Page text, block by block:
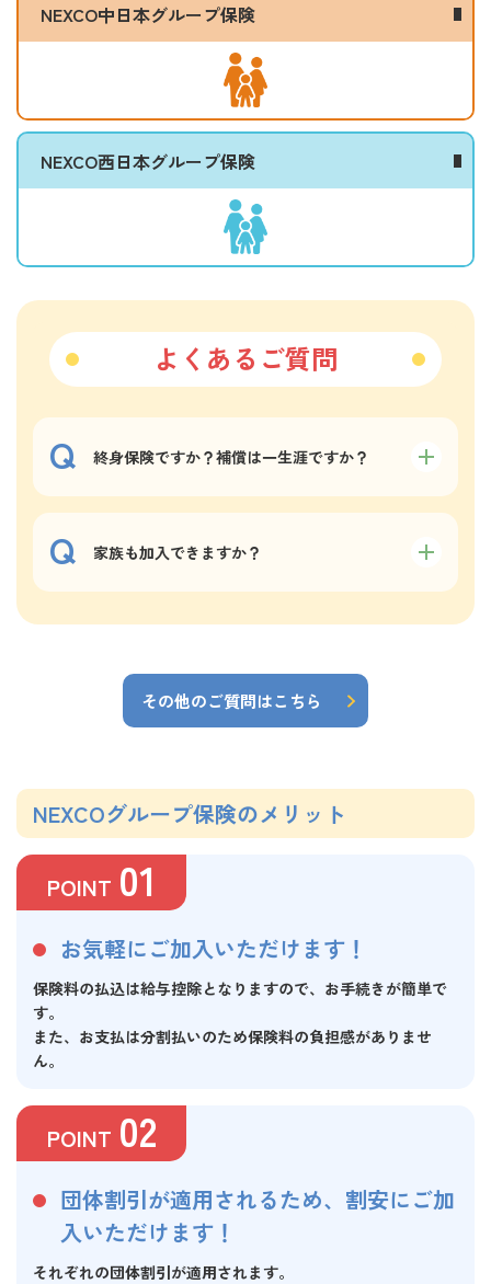
NEXCO中日本グループ保険
NEXCO西日本グループ保険
よくあるご質問
終身保険ですか？補償は一生涯ですか？
家族も加入できますか？
その他のご質問はこちら
NEXCOグループ保険のメリット
POINT 01
お気軽にご加入いただけます！
保険料の払込は給与控除となりますので、お手続きが簡単で
す。
また、お支払は分割払いのため保険料の負担感がありませ
ん。
POINT 02
団体割引が適用されるため、割安にご加
入いただけます！
それぞれの団体割引が適用されます。